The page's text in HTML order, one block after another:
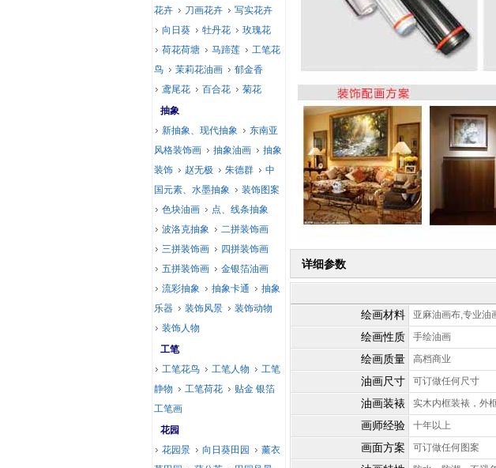
详细参数
绘画材料 亚麻油画布,专业油
绘画性质 手绘油画
绘画质量 高档商业
油画尺寸 可订做任何尺寸
油画装裱 实木内框装裱，外
画师经验 十年以上
画面方案 可订做任何图案
花卉
刀画花卉
写实花卉
向日葵
牡丹花
玫瑰花
荷花荷塘
马蹄莲
工笔花
鸟
茉莉花油画
郁金香
鸢尾花
百合花
菊花
抽象
新抽象、现代抽象
东南亚
风格装饰画
抽象油画
抽象
装饰
赵无极 朱德群
中
国元素、水墨抽象
装饰图案
色块油画
点、线条抽象
波洛克抽象
二拼装饰画
三拼装饰画
四拼装饰画
五拼装饰画
金银箔油画
流彩抽象
抽象卡通
抽象
乐器
装饰风景
装饰动物
装饰人物
工笔
工笔花鸟
工笔人物
工笔
静物
工笔荷花
贴金 银箔
工笔画
花园
花园景
向日葵田园
薰衣